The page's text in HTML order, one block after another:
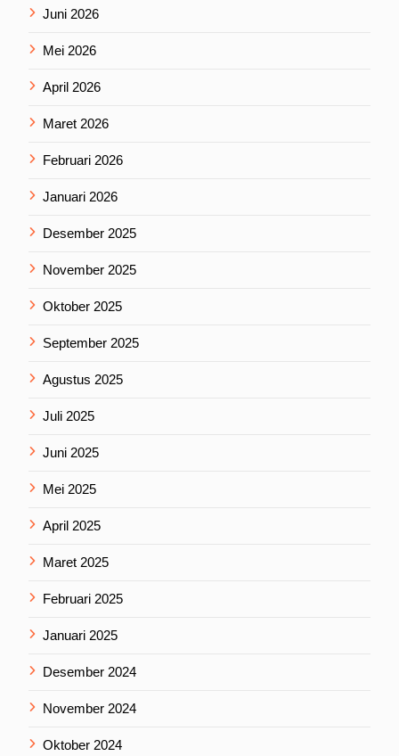
Juni 2026
Mei 2026
April 2026
Maret 2026
Februari 2026
Januari 2026
Desember 2025
November 2025
Oktober 2025
September 2025
Agustus 2025
Juli 2025
Juni 2025
Mei 2025
April 2025
Maret 2025
Februari 2025
Januari 2025
Desember 2024
November 2024
Oktober 2024